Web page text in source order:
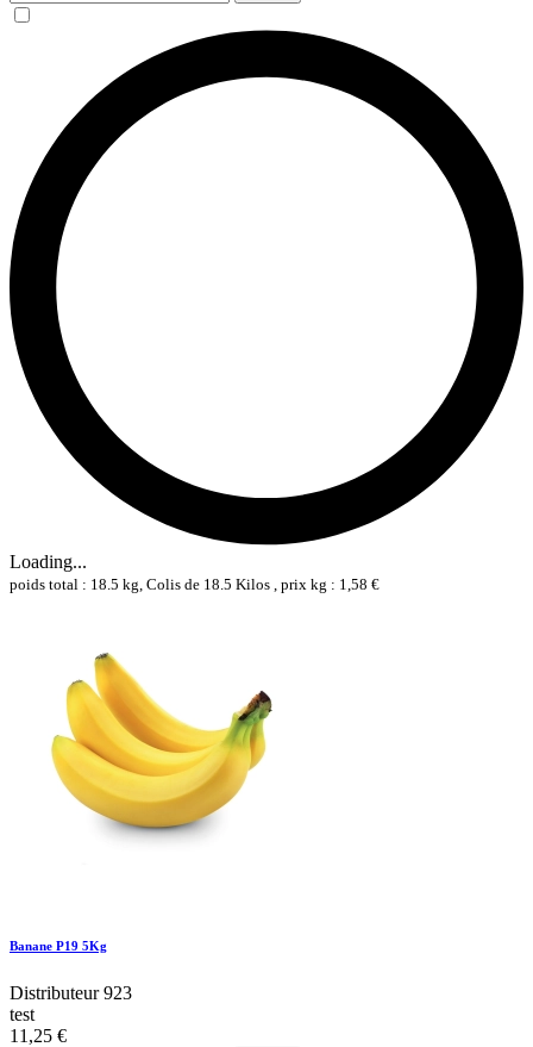
Loading...
poids total : 18.5 kg, Colis de 18.5 Kilos , prix kg : 1,58 €
Banane P19 5Kg
Distributeur 923
test
11,25 €